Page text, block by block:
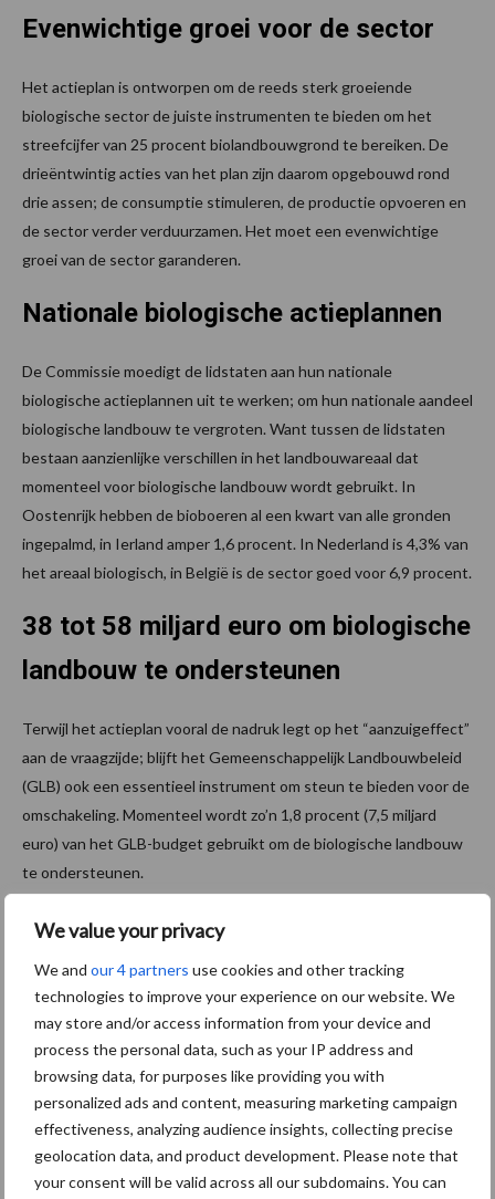
We value your privacy
We and our 4 partners use cookies and other tracking
technologies to improve your experience on our website. We
may store and/or access information from your device and
process the personal data, such as your IP address and
browsing data, for purposes like providing you with
personalized ads and content, measuring marketing campaign
effectiveness, analyzing audience insights, collecting precise
geolocation data, and product development. Please note that
your consent will be valid across all our subdomains. You can
Evenwichtige groei voor de sector
Het actieplan is ontworpen om de reeds sterk groeiende
biologische sector de juiste instrumenten te bieden om het
streefcijfer van 25 procent biolandbouwgrond te bereiken. De
drieëntwintig acties van het plan zijn daarom opgebouwd rond
drie assen; de consumptie stimuleren, de productie opvoeren en
de sector verder verduurzamen. Het moet een evenwichtige
groei van de sector garanderen.
Nationale biologische actieplannen
De Commissie moedigt de lidstaten aan hun nationale
biologische actieplannen uit te werken; om hun nationale aandeel
biologische landbouw te vergroten. Want tussen de lidstaten
bestaan aanzienlijke verschillen in het landbouwareaal dat
momenteel voor biologische landbouw wordt gebruikt. In
Oostenrijk hebben de bioboeren al een kwart van alle gronden
ingepalmd, in Ierland amper 1,6 procent. In Nederland is 4,3% van
het areaal biologisch, in België is de sector goed voor 6,9 procent.
38 tot 58 miljard euro om biologische
landbouw te ondersteunen
Terwijl het actieplan vooral de nadruk legt op het “aanzuigeffect”
aan de vraagzijde; blijft het Gemeenschappelijk Landbouwbeleid
(GLB) ook een essentieel instrument om steun te bieden voor de
omschakeling. Momenteel wordt zo’n 1,8 procent (7,5 miljard
euro) van het GLB-budget gebruikt om de biologische landbouw
te ondersteunen.
afhankelijk van het resultaat van de onderhandelingen over het
GLB, gedekt zullen worden door een begroting van 38 à 58 miljard
euro voor de periode 2023-2027”, klinkt het bij de Europese
Commissie. “Die ecoregelingen kunnen worden ingezet om
biologische landbouw te bevorderen.”
Bron:VILT
Aanbevolen voor jou!